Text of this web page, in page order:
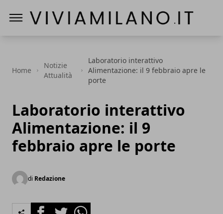
Home
Notizie
Attualità
Laboratorio interattivo
Alimentazione: il 9 febbraio apre le
porte
Laboratorio interattivo
Alimentazione: il 9
febbraio apre le porte
di Redazione
FacebookTwitterWhatsapp